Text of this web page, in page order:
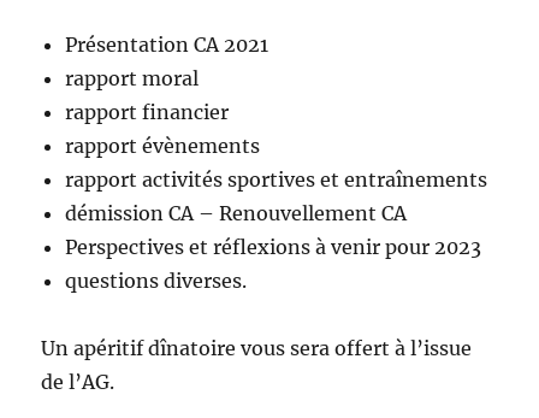
Présentation CA 2021
rapport moral
rapport financier
rapport évènements
rapport activités sportives et entraînements
démission CA – Renouvellement CA
Perspectives et réflexions à venir pour 2023
questions diverses.
Un apéritif dînatoire vous sera offert à l’issue
de l’AG.